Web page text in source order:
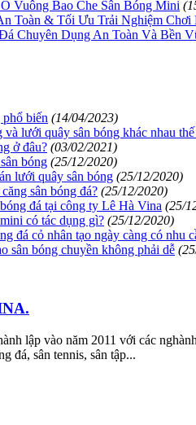
Vuông Bao Che Sân Bóng Mini
Toàn & Tối Ưu Trải Nghiệm Chơi
Chuyên Dụng An Toàn Và Bền
biến (14/04/2023)
và lưới quây sân bóng khác nhau
ở đâu? (03/02/2021)
bóng (25/12/2020)
lưới quây sân bóng (25/12/2020)
sân bóng đá? (25/12/2020)
đá tại công ty Lê Hà Vina (25/
có tác dụng gì? (25/12/2020)
đá cỏ nhân tạo ngày càng có nhu
sân bóng chuyền không phải dễ
lập vào năm 2011 với các
đá, sân tennis, sân tập...